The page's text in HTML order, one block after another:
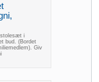
stolesæt i
bud. (Bordet
Giv